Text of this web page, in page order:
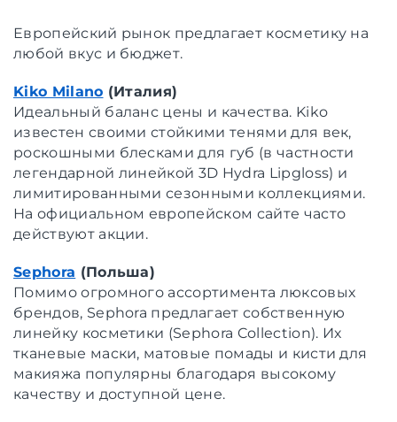
Европейский рынок предлагает косметику на
любой вкус и бюджет.
Kiko Milano (Италия)
Идеальный баланс цены и качества. Kiko
известен своими стойкими тенями для век,
роскошными блесками для губ (в частности
легендарной линейкой 3D Hydra Lipgloss) и
лимитированными сезонными коллекциями.
На официальном европейском сайте часто
действуют акции.
Sephora (Польша)
Помимо огромного ассортимента люксовых
брендов, Sephora предлагает собственную
линейку косметики (Sephora Collection). Их
тканевые маски, матовые помады и кисти для
макияжа популярны благодаря высокому
качеству и доступной цене.